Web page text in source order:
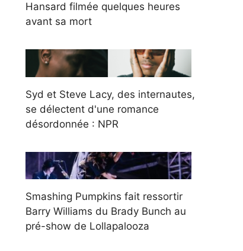
Hansard filmée quelques heures
avant sa mort
Syd et Steve Lacy, des internautes,
se délectent d'une romance
désordonnée : NPR
Smashing Pumpkins fait ressortir
Barry Williams du Brady Bunch au
pré-show de Lollapalooza